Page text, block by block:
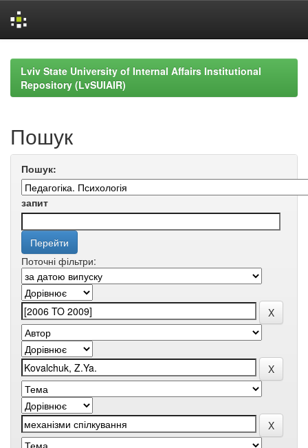
navigationLviv State University of Internal Affairs Institutional
Repository (LvSUIAIR)
Пошук
Пошук:
запит
Поточні фільтри: